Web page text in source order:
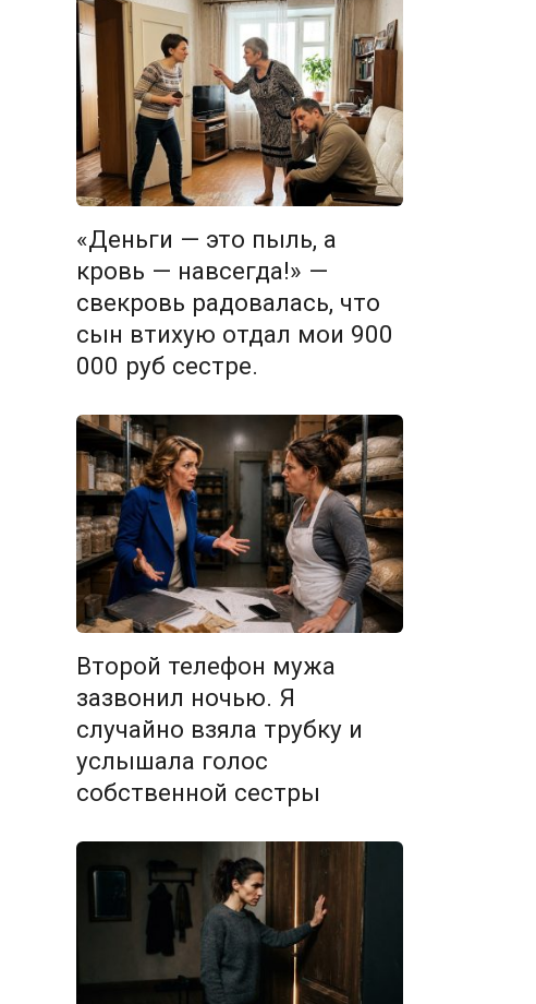
«Деньги — это пыль, а
кровь — навсегда!» —
свекровь радовалась, что
сын втихую отдал мои 900
000 руб сестре.
Второй телефон мужа
зазвонил ночью. Я
случайно взяла трубку и
услышала голос
собственной сестры